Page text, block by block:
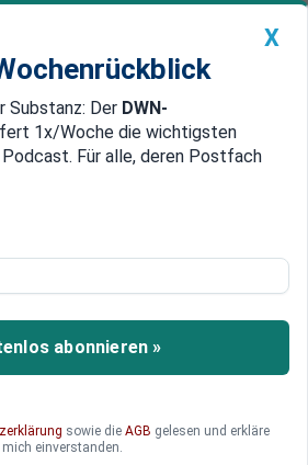
DWN: Geldanlage Premium
DWN-Magazin China
an vorläufigem
des
Kritik gestoßen.
X
Substanz: Der DWN-
1x/Woche die wichtigsten
Für alle, deren Postfach
abonnieren »
sowie die AGB gelesen und erkläre
mich einverstanden.